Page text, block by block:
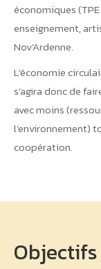
économiques
enseignement,
Nov’Ardenne.
L’économie
s’agira donc de
avec moins
l’environnement)
coopération.
Objectifs